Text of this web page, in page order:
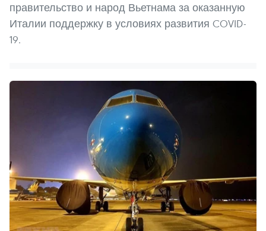
правительство и народ Вьетнама за оказанную
Италии поддержку в условиях развития COVID-
19.